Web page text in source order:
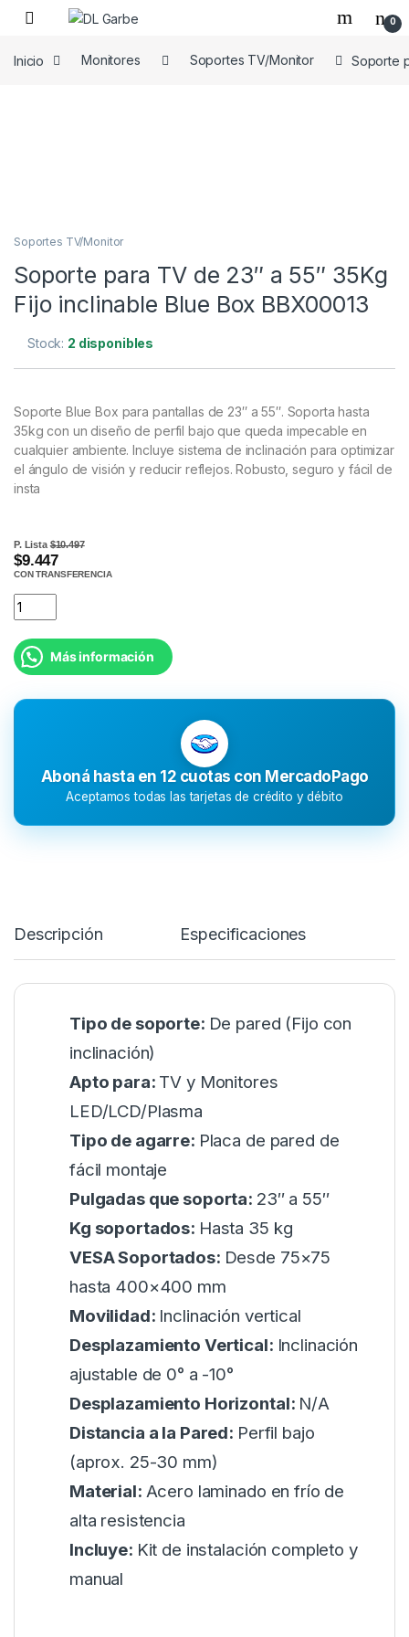
0
Inicio Monitores Soportes TV/Monitor Soporte
Soportes TV/Monitor
Soporte para TV de 23″ a 55″ 35Kg
Fijo inclinable Blue Box BBX00013
Stock: 2 disponibles
Soporte Blue Box para pantallas de 23″ a 55″. Soporta hasta
35kg con un diseño de perfil bajo que queda impecable en
cualquier ambiente. Incluye sistema de inclinación para optimizar
el ángulo de visión y reducir reflejos. Robusto, seguro y fácil de
insta
P. Lista$10.497
$9.447
CON TRANSFERENCIA
Más información
Aboná hasta en 12 cuotas con MercadoPago
Aceptamos todas las tarjetas de crédito y débito
Descripción Especificaciones
Tipo de soporte: De pared (Fijo con
inclinación)
Apto para: TV y Monitores
LED/LCD/Plasma
Tipo de agarre: Placa de pared de
fácil montaje
Pulgadas que soporta: 23″ a 55″
Kg soportados: Hasta 35 kg
VESA Soportados: Desde 75×75
hasta 400×400 mm
Movilidad: Inclinación vertical
Desplazamiento Vertical: Inclinación
ajustable de 0° a -10°
Desplazamiento Horizontal: N/A
Distancia a la Pared: Perfil bajo
(aprox. 25-30 mm)
Material: Acero laminado en frío de
alta resistencia
Incluye: Kit de instalación completo y
manual